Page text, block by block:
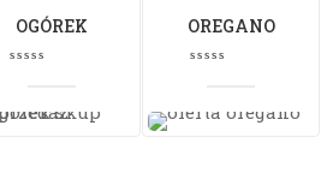
OGÓREK OREGANO